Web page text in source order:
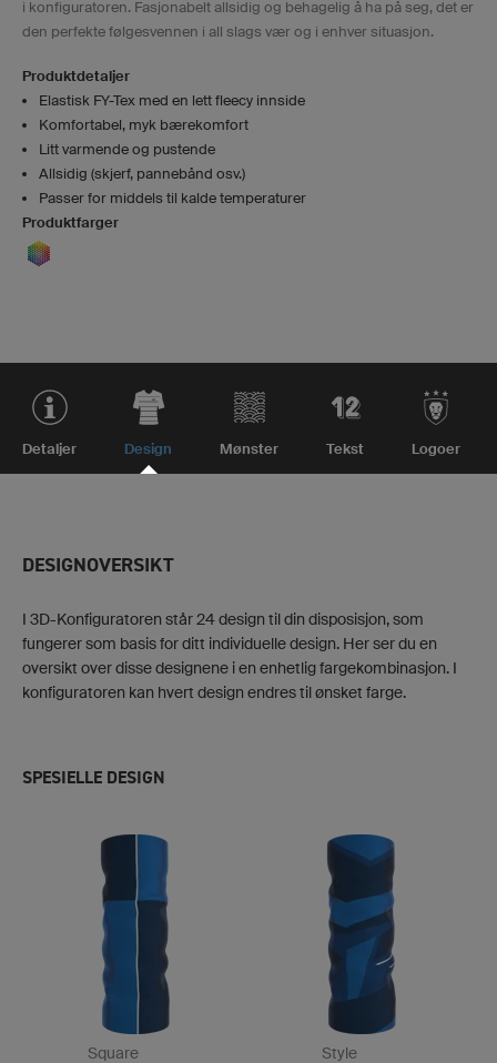
i konfiguratoren. Fasjonabelt allsidig og behagelig å ha på seg, det er
den perfekte følgesvennen i all slags vær og i enhver situasjon.
Produktdetaljer
Elastisk FY-Tex med en lett fleecy innside
Komfortabel, myk bærekomfort
Litt varmende og pustende
Allsidig (skjerf, pannebånd osv.)
Passer for middels til kalde temperaturer
Produktfarger
Detaljer Design Mønster Tekst Logoer
DESIGNOVERSIKT
I 3D-Konfiguratoren står 24 design til din disposisjon, som
fungerer som basis for ditt individuelle design. Her ser du en
oversikt over disse designene i en enhetlig fargekombinasjon. I
konfiguratoren kan hvert design endres til ønsket farge.
SPESIELLE DESIGN
Square Style